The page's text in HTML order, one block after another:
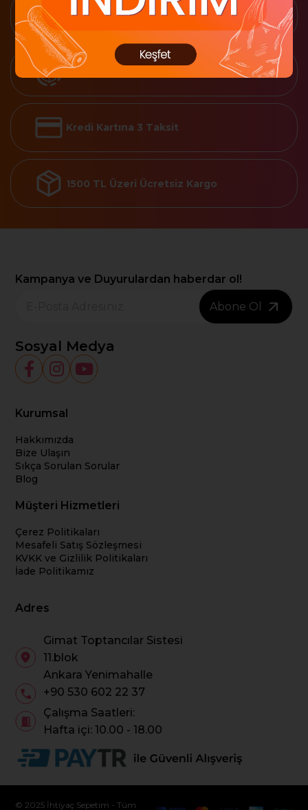
2 Gün İçinde Teslimat
İade Garantisi
Kredi Kartına 3 Taksit
1500 TL Üzeri Ücretsiz Kargo
Kampanya ve Duyurulardan haberdar ol!
Abone Ol
Sosyal Medya
Kurumsal
Hakkımızda
Bize Ulaşın
Sıkça Sorulan Sorular
Blog
Müşteri Hizmetleri
Çerez Politikaları
Mesafeli Satış Sözleşmesi
KVKK ve Gizlilik Politikaları
İade Politikamız
Adres
Gimat Toptancılar Sistesi
11.blok
Ankara Yenimahalle
+90 530 602 22 37
Çalışma Saatleri:
Hafta içi: 10.00 - 18.00
© 2025 İhtiyaç Sepetim - Tüm